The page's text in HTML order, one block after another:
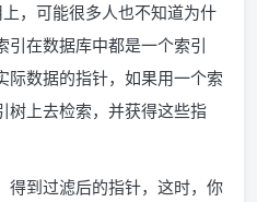
，可能很多人也不知道为什
引在数据库中都是一个索引
际数据的指针，如果用一个索
树上去检索，并获得这些指
得到过滤后的指针，这时，你